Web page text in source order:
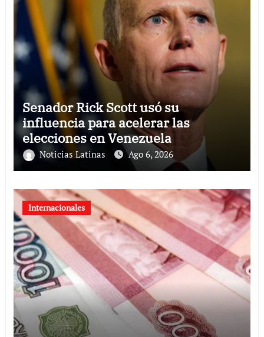
Senador Rick Scott usó su
influencia para acelerar las
elecciones en Venezuela
Noticias Latinas Ago 6, 2026
Internacionales